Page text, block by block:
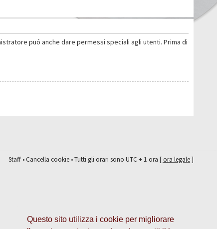
Questo sito utilizza i cookie per migliorare
puó anche dare permessi speciali agli utenti. Prima di
Staff•Cancella cookie• Tutti gli orari sono UTC + 1 ora [ora legale]